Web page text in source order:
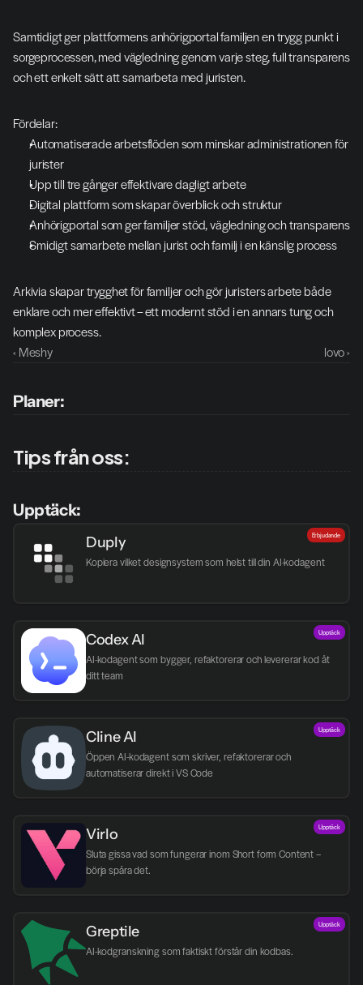
Samtidigt ger plattformens anhörigportal familjen en trygg punkt i
sorgeprocessen, med vägledning genom varje steg, full transparens
och ett enkelt sätt att samarbeta med juristen.
Fördelar:
Automatiserade arbetsflöden som minskar administrationen för
jurister
Upp till tre gånger effektivare dagligt arbete
Digital plattform som skapar överblick och struktur
Anhörigportal som ger familjer stöd, vägledning och transparens
Smidigt samarbete mellan jurist och familj i en känslig process
Arkivia skapar trygghet för familjer och gör juristers arbete både
enklare och mer effektivt – ett modernt stöd i en annars tung och
komplex process.
‹ Meshy
lovo ›
Planer:
Tips från oss:
Upptäck:
Duply
Kopiera vilket designsystem som helst till din AI-kodagent
Erbjudande
Codex AI
AI-kodagent som bygger, refaktorerar och levererar kod åt
ditt team
Upptäck
Cline AI
Öppen AI-kodagent som skriver, refaktorerar och
automatiserar direkt i VS Code
Upptäck
Virlo
Sluta gissa vad som fungerar inom Short form Content –
börja spåra det.
Upptäck
Greptile
AI-kodgranskning som faktiskt förstår din kodbas.
Upptäck